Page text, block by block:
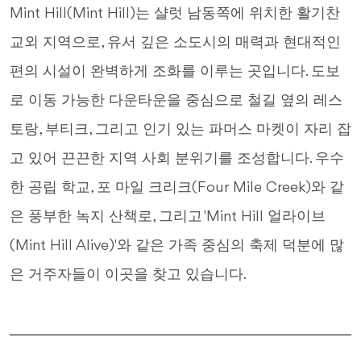
Mint Hill(Mint Hill)는 샬럿 남동쪽에 위치한 활기찬
교외 지역으로, 유서 깊은 소도시의 매력과 현대적인
편의 시설이 완벽하게 조화를 이루는 곳입니다. 도보
로 이동 가능한 다운타운을 중심으로 철길 옆의 레스
토랑, 부티크, 그리고 인기 있는 파머스 마켓이 자리 잡
고 있어 끈끈한 지역 사회 분위기를 조성합니다. 우수
한 공립 학교, 포 마일 크리크(Four Mile Creek)와 같
은 풍부한 녹지 산책로, 그리고 'Mint Hill 얼라이브
(Mint Hill Alive)'와 같은 가족 중심의 축제 덕분에 많
은 거주자들이 이곳을 찾고 있습니다.